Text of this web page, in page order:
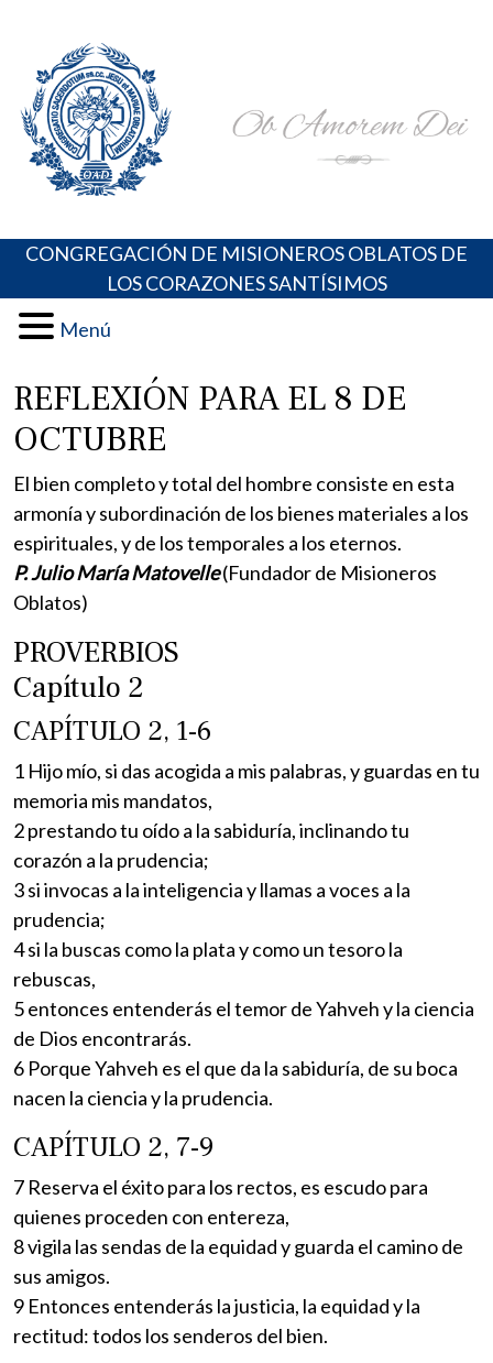
content
Portal de los Padres Oblatos. Advocaciones Marianas,
Oraciones, Música religiosa y más
CONGREGACIÓN DE MISIONEROS OBLATOS DE
LOS CORAZONES SANTÍSIMOS
Menú
REFLEXIÓN PARA EL 8 DE
OCTUBRE
El bien completo y total del hombre consiste en esta
armonía y subordinación de los bienes materiales a los
espirituales, y de los temporales a los eternos.
P. Julio María Matovelle(Fundador de Misioneros
Oblatos)
PROVERBIOS
Capítulo 2
CAPÍTULO 2, 1-6
1 Hijo mío, si das acogida a mis palabras, y guardas en tu
memoria mis mandatos,
2 prestando tu oído a la sabiduría, inclinando tu
corazón a la prudencia;
3 si invocas a la inteligencia y llamas a voces a la
prudencia;
4 si la buscas como la plata y como un tesoro la
rebuscas,
5 entonces entenderás el temor de Yahveh y la ciencia
de Dios encontrarás.
6 Porque Yahveh es el que da la sabiduría, de su boca
nacen la ciencia y la prudencia.
CAPÍTULO 2, 7-9
7 Reserva el éxito para los rectos, es escudo para
quienes proceden con entereza,
8 vigila las sendas de la equidad y guarda el camino de
sus amigos.
9 Entonces entenderás la justicia, la equidad y la
rectitud: todos los senderos del bien.